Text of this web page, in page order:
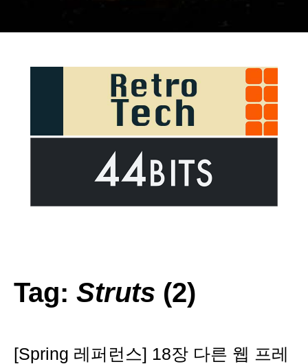
Tag: Struts (2)
[Spring 레퍼런스] 18장 다른 웹 프레